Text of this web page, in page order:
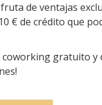
de ventajas
€ de crédito que
coworking gratuito y